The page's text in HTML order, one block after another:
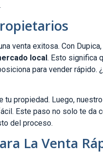
venta exitosa. Con
local. Esto significa
para vender rápido.
propiedad. Luego,
Este paso no solo te da
del proceso.
La Venta